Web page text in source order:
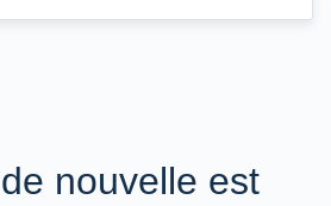
nouvelle est